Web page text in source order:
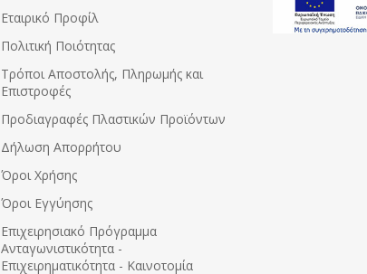
Εταιρικό Προφίλ
Πολιτική Ποιότητας
Τρόποι Αποστολής, Πληρωμής και
Επιστροφές
Προδιαγραφές Πλαστικών Προϊόντων
Δήλωση Απορρήτου
Όροι Χρήσης
Όροι Εγγύησης
Eπιχειρησιακό Πρόγραμμα
Ανταγωνιστικότητα -
Επιχειρηματικότητα - Καινοτομία